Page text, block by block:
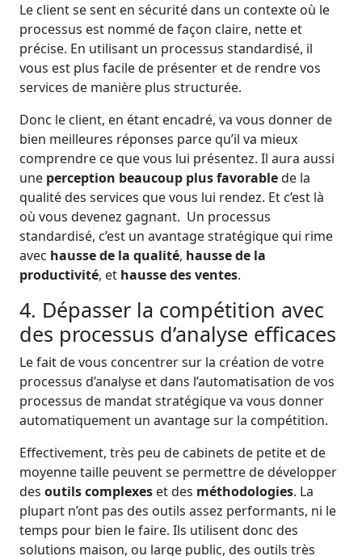
Le client se sent en sécurité dans un contexte où le
processus est nommé de façon claire, nette et
précise. En utilisant un processus standardisé, il
vous est plus facile de présenter et de rendre vos
services de manière plus structurée.
Donc le client, en étant encadré, va vous donner de
bien meilleures réponses parce qu’il va mieux
comprendre ce que vous lui présentez. Il aura aussi
une perception beaucoup plus favorablede la
qualité des services que vous lui rendez. Et c’est là
où vous devenez gagnant. Un processus
standardisé, c’est un avantage stratégique qui rime
avec hausse de la qualité, hausse de la
productivité, et hausse des ventes.
4. Dépasser la compétition avec
des processus d’analyse efficaces
Le fait de vous concentrer sur la création de votre
processus d’analyse et dans l’automatisation de vos
processus de mandat stratégique va vous donner
automatiquement un avantage sur la compétition.
Effectivement, très peu de cabinets de petite et de
moyenne taille peuvent se permettre de développer
des outils complexes et des méthodologies. La
plupart n’ont pas des outils assez performants, ni le
temps pour bien le faire. Ils utilisent donc des
solutions maison, ou large public, des outils très